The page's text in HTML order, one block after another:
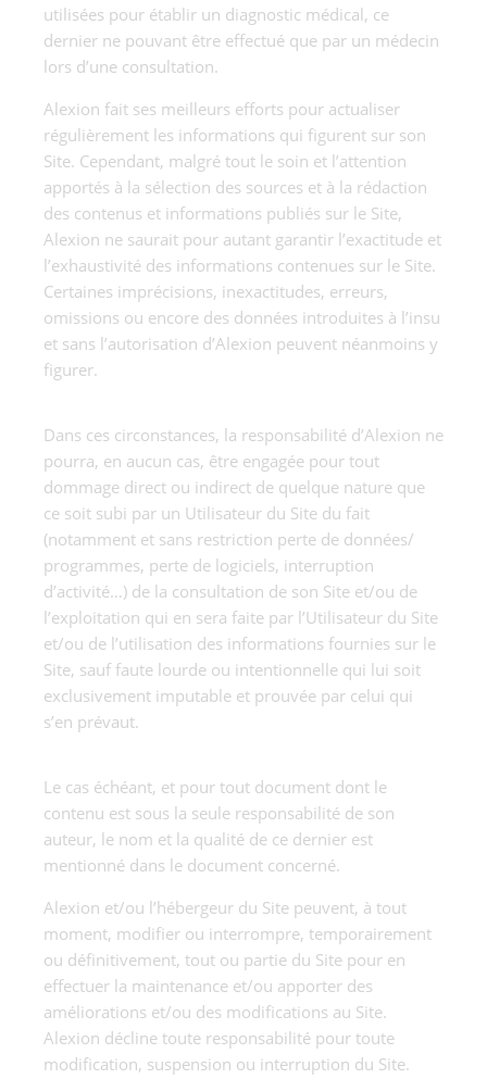
utilisées pour établir un diagnostic médical, ce
dernier ne pouvant être effectué que par un médecin
lors d’une consultation.
Alexion fait ses meilleurs efforts pour actualiser
régulièrement les informations qui figurent sur son
Site. Cependant, malgré tout le soin et l’attention
apportés à la sélection des sources et à la rédaction
des contenus et informations publiés sur le Site,
Alexion ne saurait pour autant garantir l’exactitude et
l’exhaustivité des informations contenues sur le Site.
Certaines imprécisions, inexactitudes, erreurs,
omissions ou encore des données introduites à l’insu
et sans l’autorisation d’Alexion peuvent néanmoins y
figurer.
Dans ces circonstances, la responsabilité d’Alexion ne
pourra, en aucun cas, être engagée pour tout
dommage direct ou indirect de quelque nature que
ce soit subi par un Utilisateur du Site du fait
(notamment et sans restriction perte de données/
programmes, perte de logiciels, interruption
d’activité…) de la consultation de son Site et/ou de
l’exploitation qui en sera faite par l’Utilisateur du Site
et/ou de l’utilisation des informations fournies sur le
Site, sauf faute lourde ou intentionnelle qui lui soit
exclusivement imputable et prouvée par celui qui
s’en prévaut.
Le cas échéant, et pour tout document dont le
contenu est sous la seule responsabilité de son
auteur, le nom et la qualité de ce dernier est
mentionné dans le document concerné.
Alexion et/ou l’hébergeur du Site peuvent, à tout
moment, modifier ou interrompre, temporairement
ou définitivement, tout ou partie du Site pour en
effectuer la maintenance et/ou apporter des
améliorations et/ou des modifications au Site.
Alexion décline toute responsabilité pour toute
modification, suspension ou interruption du Site.